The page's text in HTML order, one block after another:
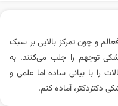
فعالم و چون تمرکز بالایی بر سبک
توجهم را جلب می‌کنند. به
را با بیانی ساده اما علمی و
دکتردکتر، آماده کنم.